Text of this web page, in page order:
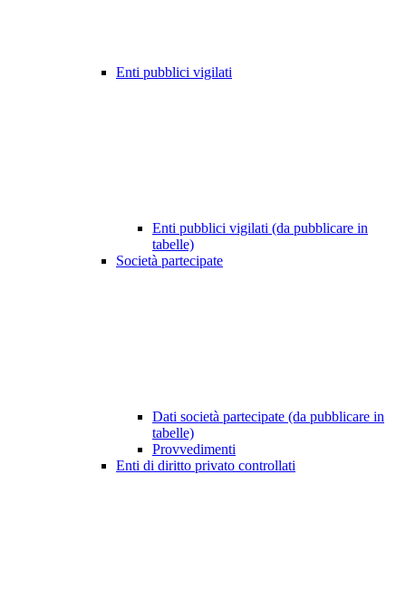
Enti pubblici vigilati
Enti pubblici vigilati (da pubblicare in
tabelle)
Società partecipate
Dati società partecipate (da pubblicare in
tabelle)
Provvedimenti
Enti di diritto privato controllati